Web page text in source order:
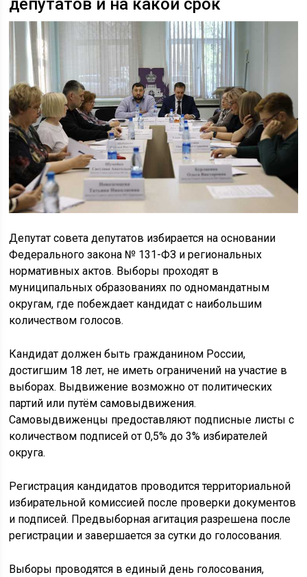
Депутат совета депутатов избирается на основании
Федерального закона № 131-ФЗ и региональных
нормативных актов. Выборы проходят в
муниципальных образованиях по одномандатным
округам, где побеждает кандидат с наибольшим
количеством голосов.
Кандидат должен быть гражданином России,
достигшим 18 лет, не иметь ограничений на участие в
выборах. Выдвижение возможно от политических
партий или путём самовыдвижения.
Самовыдвиженцы предоставляют подписные листы с
количеством подписей от 0,5% до 3% избирателей
округа.
Регистрация кандидатов проводится территориальной
избирательной комиссией после проверки документов
и подписей. Предвыборная агитация разрешена после
регистрации и завершается за сутки до голосования.
Выборы проводятся в единый день голосования,